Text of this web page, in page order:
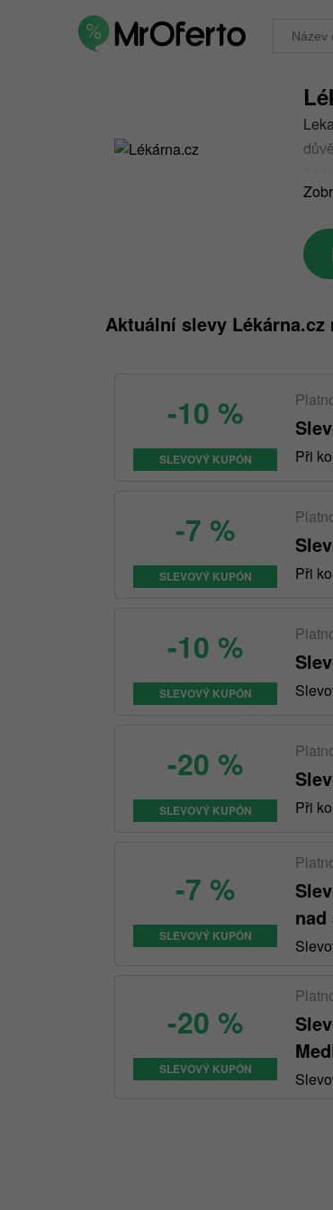
Aktuální slevy Lékárna.cz
-10 %
SLEVOVÝ KUPÓN Při
-7 %
SLEVOVÝ KUPÓN Při
-10 %
SLEVOVÝ KUPÓN
-20 %
SLEVOVÝ KUPÓN Při
-7 %
SLEVOVÝ KUPÓN
nad
-20 %
SLEVOVÝ KUPÓN